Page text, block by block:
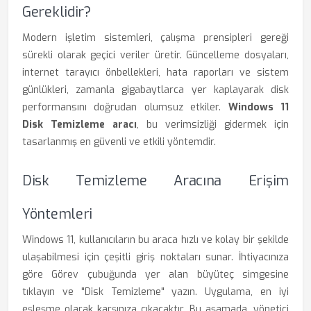
Gereklidir?
Modern işletim sistemleri, çalışma prensipleri gereği
sürekli olarak geçici veriler üretir. Güncelleme dosyaları,
internet tarayıcı önbellekleri, hata raporları ve sistem
günlükleri, zamanla gigabaytlarca yer kaplayarak disk
performansını doğrudan olumsuz etkiler. Windows 11
Disk Temizleme aracı, bu verimsizliği gidermek için
tasarlanmış en güvenli ve etkili yöntemdir.
Disk Temizleme Aracına Erişim
Yöntemleri
Windows 11, kullanıcıların bu araca hızlı ve kolay bir şekilde
ulaşabilmesi için çeşitli giriş noktaları sunar. İhtiyacınıza
göre Görev çubuğunda yer alan büyüteç simgesine
tıklayın ve "Disk Temizleme" yazın. Uygulama, en iyi